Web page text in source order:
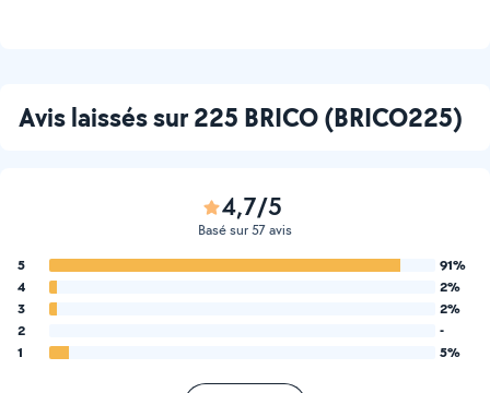
Avis laissés sur 225 BRICO (BRICO225)
4,7/5
Basé sur 57 avis
5
91%
4
2%
3
2%
2
-
1
5%